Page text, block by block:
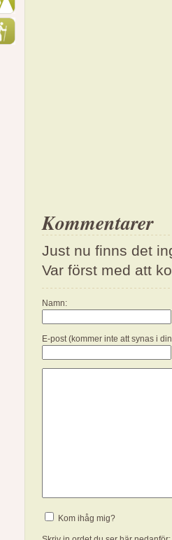
Kommentarer
Just nu finns det
Var först med att
Namn:
E-post (kommer inte att synas i
Kom ihåg mig?